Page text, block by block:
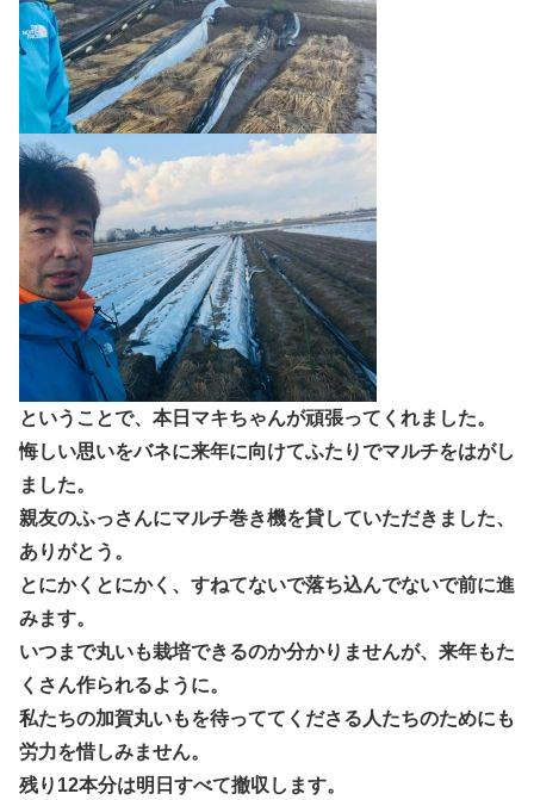
ということで、本日マキちゃんが頑張ってくれました。
悔しい思いをバネに来年に向けてふたりでマルチをはがし
ました。
親友のふっさんにマルチ巻き機を貸していただきました、
ありがとう。
とにかくとにかく、すねてないで落ち込んでないで前に進
みます。
いつまで丸いも栽培できるのか分かりませんが、来年もた
くさん作られるように。
私たちの加賀丸いもを待っててくださる人たちのためにも
労力を惜しみません。
残り12本分は明日すべて撤収します。